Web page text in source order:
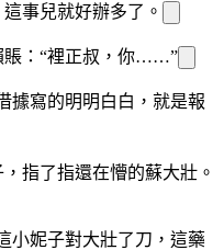
事兒就好辦多了。
賬：“裡正叔，你……”
據寫的明明白白，就是報
指了指還在懵的蘇大壯。
小妮子對大壯了刀，這藥